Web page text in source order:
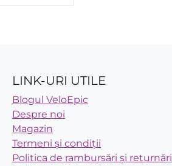
LINK-URI UTILE
Blogul VeloEpic
Despre noi
Magazin
Termeni și condiții
Politica de rambursări și returnări